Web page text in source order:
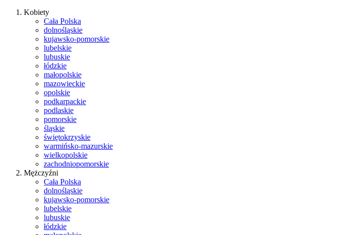
Kobiety
Cała Polska
dolnośląskie
kujawsko-pomorskie
lubelskie
lubuskie
łódzkie
małopolskie
mazowieckie
opolskie
podkarpackie
podlaskie
pomorskie
śląskie
świętokrzyskie
warmińsko-mazurskie
wielkopolskie
zachodniopomorskie
Mężczyźni
Cała Polska
dolnośląskie
kujawsko-pomorskie
lubelskie
lubuskie
łódzkie